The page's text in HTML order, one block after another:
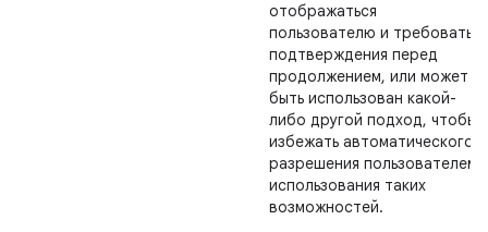
отображаться
пользователю и требовать
подтверждения перед
продолжением, или может
быть использован какой-
либо другой подход, чтобы
избежать автоматического
разрешения пользователем
использования таких
возможностей.